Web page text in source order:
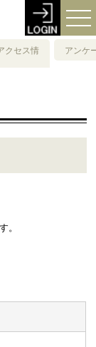
クセス情
アンケ
。